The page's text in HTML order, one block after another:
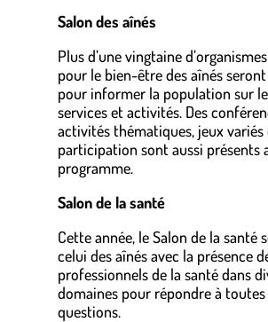
Salon des aînés
Plus d’une vingtaine
pour le bien-être des aînés
pour informer la population sur
services et activités. Des
activités thématiques, jeux
participation sont aussi présents
programme.
Salon de la santé
Cette année, le Salon de la santé
celui des aînés avec la présence
professionnels de la santé dans
domaines pour répondre à toutes
questions.